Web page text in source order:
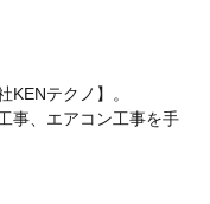
テクノ】。
事、エアコン工事を手